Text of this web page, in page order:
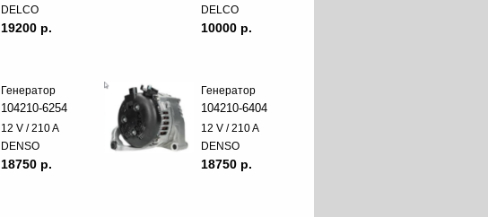
DELCO
19200 p.
DELCO
10000 p.
Генератор
104210-6254
12 V / 210 A
DENSO
18750 p.
Генератор
104210-6404
12 V / 210 A
DENSO
18750 p.